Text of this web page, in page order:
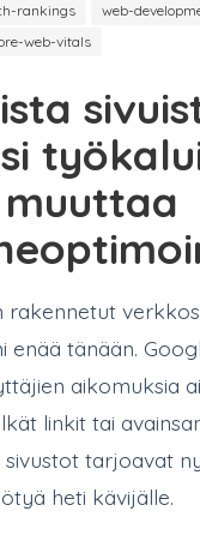
rankings web-
web-vitals
rakennetut
enää tänään.
aikomuksia
linkit tai
sivustot tarjoavat
heti kävijälle.